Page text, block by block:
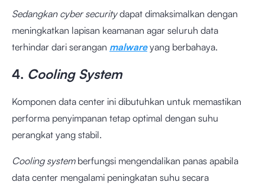
Sedangkan cyber securitydapat dimaksimalkan dengan
meningkatkan lapisan keamanan agar seluruh data
terhindar dari serangan malwareyang berbahaya.
4. Cooling System
Komponen data center ini dibutuhkan untuk memastikan
performa penyimpanan tetap optimal dengan suhu
perangkat yang stabil.
Cooling system berfungsi mengendalikan panas apabila
data center mengalami peningkatan suhu secara